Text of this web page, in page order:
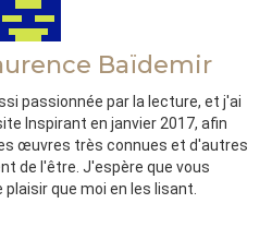
Baïdemir
passionnée par la lecture, et j'ai
Inspirant en janvier 2017, afin
œuvres très connues et d'autres
de l'être. J'espère que vous
que moi en les lisant.